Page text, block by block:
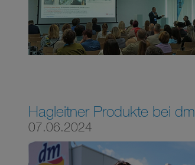
Hagleitner Produkte bei dm
07.06.2024